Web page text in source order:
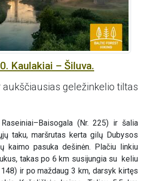
Kaulakiai – Šiluva.
aukščiausias geležinkelio tiltas
(Nr. 225) ir šalia
taku, maršrutas kerta gilų Dubysos
kaimo pasuka dešinėn. Plačiu linkiu
takas po 6 km susijungia su keliu
ir po maždaug 3 km, darsyk kirtęs